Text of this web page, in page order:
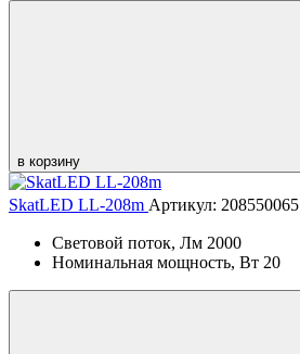
в корзину
SkatLED LL-208m Артикул: 208550065
Световой поток, Лм 2000
Номинальная мощность, Вт 20